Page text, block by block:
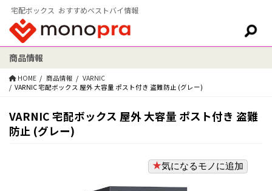
宅配ボックス おすすめベストバイ情報
検索:
商品情報
HOME 商品情報
VARNIC
VARNIC 宅配ボックス 屋外 大容量 ポスト付き 盗難防止 (グレー)
VARNIC 宅配ボックス 屋外 大容量 ポスト付き 盗難
防止 (グレー)
気になるモノに追加